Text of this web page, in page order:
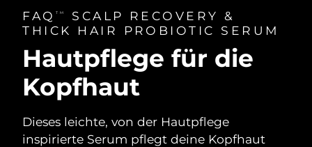
FAQ TM
SCALP RECOVERY &
THICK HAIR PROBIOTIC SERUM
Hautpflege für die
Kopfhaut
Dieses leichte, von der Hautpflege
inspirierte Serum pflegt deine Kopfhaut